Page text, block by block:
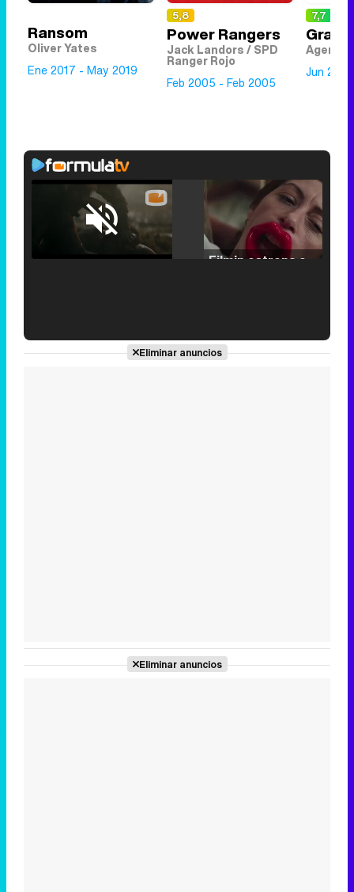
Ransom
Oliver Yates
Ene 2017 - May 2019
5,8
Power Rangers
Jack Landors / SPD
Ranger Rojo
Feb 2005 - Feb 2005
7,7
Agente
Jun
Unmute /
Loaded
25.30%
'120 Minutos' celebra sus 2.000 programas en Telemadrid con un vídeo del día a día en la redacción
Eliminar anuncios
Eliminar anuncios